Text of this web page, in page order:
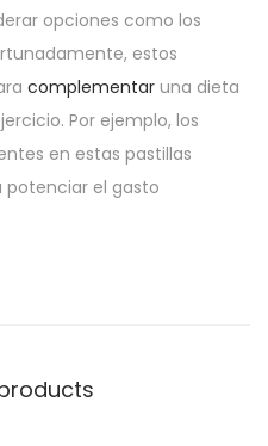
opciones como los
estos
complementar una dieta
Por ejemplo, los
en estas pastillas
el gasto